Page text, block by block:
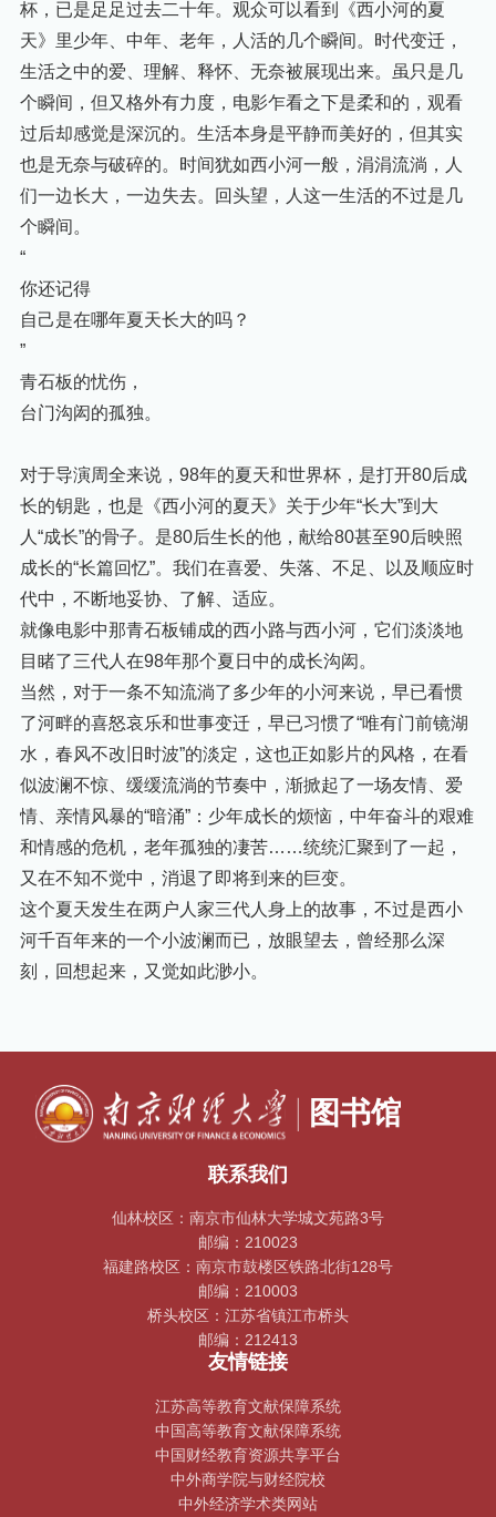
杯，已是足足过去二十年。观众可以看到《西小河的夏
天》里少年、中年、老年，人活的几个瞬间。时代变迁，
生活之中的爱、理解、释怀、无奈被展现出来。虽只是几
个瞬间，但又格外有力度，电影乍看之下是柔和的，观看
过后却感觉是深沉的。生活本身是平静而美好的，但其实
也是无奈与破碎的。时间犹如西小河一般，涓涓流淌，人
们一边长大，一边失去。回头望，人这一生活的不过是几
个瞬间。
“
你还记得
自己是在哪年夏天长大的吗？
”
青石板的忧伤，
台门沟闳的孤独。
对于导演周全来说，98年的夏天和世界杯，是打开80后成
长的钥匙，也是《西小河的夏天》关于少年“长大”到大
人“成长”的骨子。是80后生长的他，献给80甚至90后映照
成长的“长篇回忆”。我们在喜爱、失落、不足、以及顺应时
代中，不断地妥协、了解、适应。
就像电影中那青石板铺成的西小路与西小河，它们淡淡地
目睹了三代人在98年那个夏日中的成长沟闳。
当然，对于一条不知流淌了多少年的小河来说，早已看惯
了河畔的喜怒哀乐和世事变迁，早已习惯了“唯有门前镜湖
水，春风不改旧时波”的淡定，这也正如影片的风格，在看
似波澜不惊、缓缓流淌的节奏中，渐掀起了一场友情、爱
情、亲情风暴的“暗涌”：少年成长的烦恼，中年奋斗的艰难
和情感的危机，老年孤独的凄苦……统统汇聚到了一起，
又在不知不觉中，消退了即将到来的巨变。
这个夏天发生在两户人家三代人身上的故事，不过是西小
河千百年来的一个小波澜而已，放眼望去，曾经那么深
刻，回想起来，又觉如此渺小。
联系我们
仙林校区：南京市仙林大学城文苑路3号
邮编：210023
福建路校区：南京市鼓楼区铁路北街128号
邮编：210003
桥头校区：江苏省镇江市桥头
邮编：212413
友情链接
江苏高等教育文献保障系统
中国高等教育文献保障系统
中国财经教育资源共享平台
中外商学院与财经院校
中外经济学术类网站